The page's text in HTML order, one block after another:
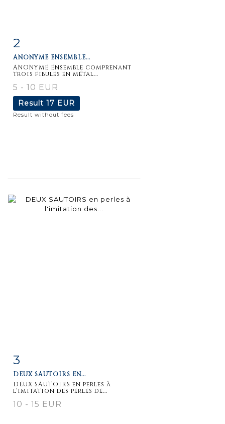
2
ANONYME ENSEMBLE...
ANONYME Ensemble comprenant
trois fibules en métal...
5 - 10 EUR
Result 17 EUR
Result without fees
3
DEUX SAUTOIRS EN...
DEUX SAUTOIRS en perles à
l'imitation des perles de...
10 - 15 EUR